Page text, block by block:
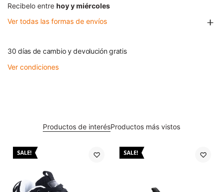
Recibelo entre hoy y miércoles
Ver todas las formas de envíos
30 días de cambio y devolución gratis
Ver condiciones
Productos de interésProductos más vistos